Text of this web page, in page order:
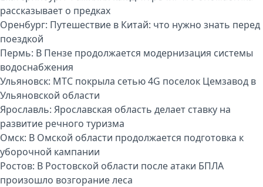
рассказывает о предках
Оренбург: Путешествие в Китай: что нужно знать перед
поездкой
Пермь: В Пензе продолжается модернизация системы
водоснабжения
Ульяновск: МТС покрыла сетью 4G поселок Цемзавод в
Ульяновской области
Ярославль: Ярославская область делает ставку на
развитие речного туризма
Омск: В Омской области продолжается подготовка к
уборочной кампании
Ростов: В Ростовской области после атаки БПЛА
произошло возгорание леса